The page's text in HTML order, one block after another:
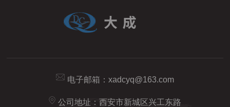
电子邮箱： xadcyq@163.com
公司地址：西安市新城区兴工东路